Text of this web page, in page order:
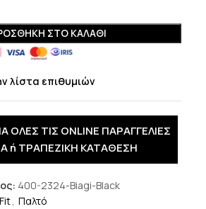
ΣΤΟ ΚΑΛΆΘΙ
λίστα επιθυμιών
ΟΛΕΣ ΤΙΣ ONLINE ΠΑΡΑΓΓΕΛΙΕΣ
ή ΤΡΑΠΕΖΙΚΗ ΚΑΤΑΘΕΣΗ
400-2324-Biagi-Black
, Παλτό